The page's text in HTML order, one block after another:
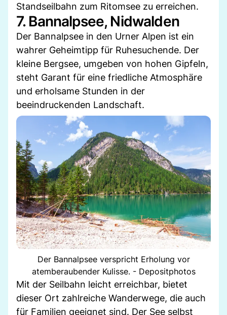
Standseilbahn zum Ritomsee zu erreichen.
7. Bannalpsee, Nidwalden
Der Bannalpsee in den Urner Alpen ist ein
wahrer Geheimtipp für Ruhesuchende. Der
kleine Bergsee, umgeben von hohen Gipfeln,
steht Garant für eine friedliche Atmosphäre
und erholsame Stunden in der
beeindruckenden Landschaft.
Der Bannalpsee verspricht Erholung vor
atemberaubender Kulisse. - Depositphotos
Mit der Seilbahn leicht erreichbar, bietet
dieser Ort zahlreiche Wanderwege, die auch
für Familien geeignet sind. Der See selbst